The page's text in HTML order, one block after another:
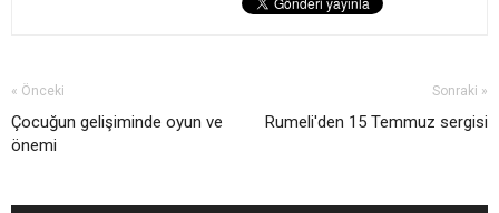
« Önceki
Çocuğun gelişiminde oyun ve
önemi
Sonraki »
Rumeli'den 15 Temmuz sergisi